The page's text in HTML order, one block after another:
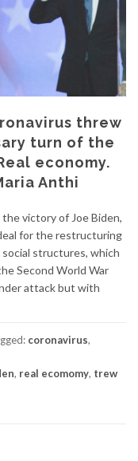
threw
turn of the
economy.
Anthi
victory of Joe Biden,
for the restructuring
structures, which
Second World War
attack but with
coronavirus,
, real ecomomy, trew